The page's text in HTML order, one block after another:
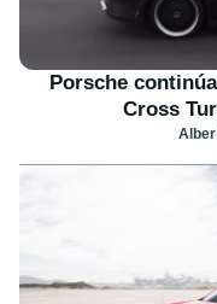
Porsche
Cross